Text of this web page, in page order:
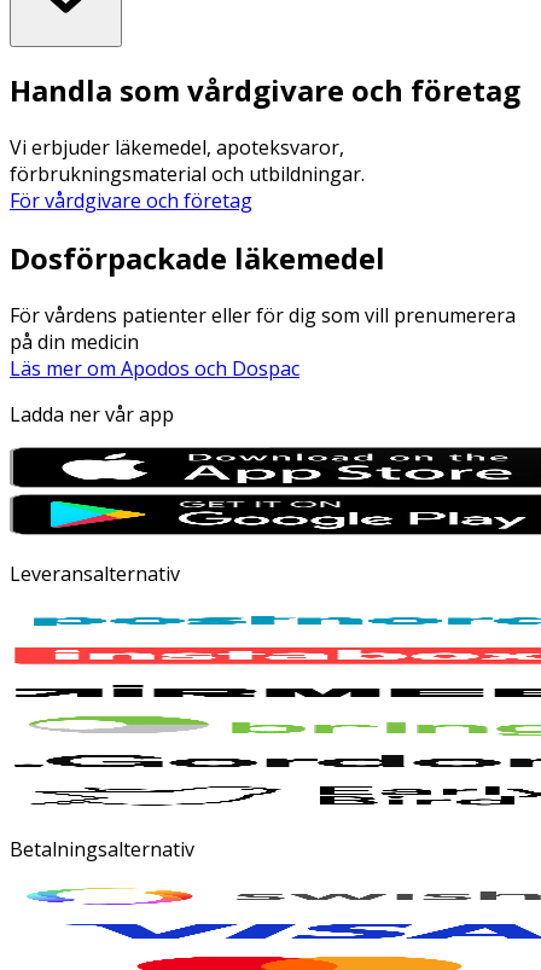
Handla som vårdgivare och företag
Vi erbjuder läkemedel, apoteksvaror,
förbrukningsmaterial och utbildningar.
För vårdgivare och företag
Dosförpackade läkemedel
För vårdens patienter eller för dig som vill prenumerera
på din medicin
Läs mer om Apodos och Dospac
Ladda ner vår app
Leveransalternativ
Betalningsalternativ